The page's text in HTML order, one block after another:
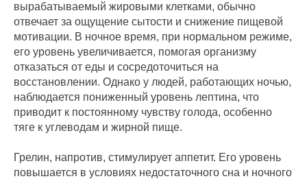
вырабатываемый жировыми клетками, обычно
отвечает за ощущение сытости и снижение пищевой
мотивации. В ночное время, при нормальном режиме,
его уровень увеличивается, помогая организму
отказаться от еды и сосредоточиться на
восстановлении. Однако у людей, работающих ночью,
наблюдается пониженный уровень лептина, что
приводит к постоянному чувству голода, особенно
тяге к углеводам и жирной пище.
Грелин, напротив, стимулирует аппетит. Его уровень
повышается в условиях недостаточного сна и ночного